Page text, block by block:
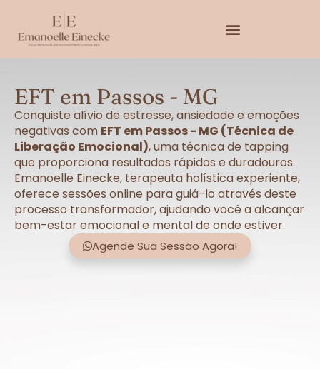
EFT em Passos - MG
Conquiste alívio de estresse, ansiedade e emoções
negativas com EFT em Passos - MG (Técnica de
Liberação Emocional), uma técnica de tapping
que proporciona resultados rápidos e duradouros.
Emanoelle Einecke, terapeuta holística experiente,
oferece sessões online para guiá-lo através deste
processo transformador, ajudando você a alcançar
bem-estar emocional e mental de onde estiver.
Agende Sua Sessão Agora!